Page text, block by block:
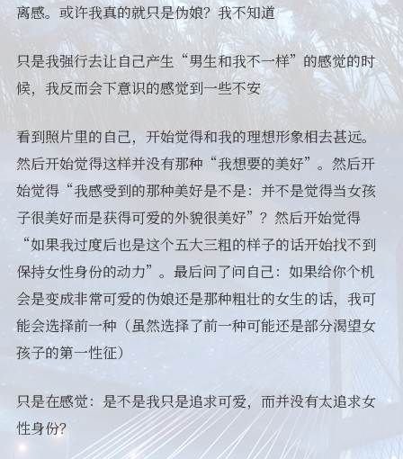
离感。或许我真的就只是伪娘？我不知道
只是我强行去让自己产生“男生和我不一样”的感觉的时
候，我反而会下意识的感觉到一些不安
看到照片里的自己，开始觉得和我的理想形象相去甚远。
然后开始觉得这样并没有那种“我想要的美好”。然后开
始觉得“我感受到的那种美好是不是：并不是觉得当女孩
子很美好而是获得可爱的外貌很美好”？然后开始觉得
“如果我过度后也是这个五大三粗的样子的话开始找不到
保持女性身份的动力”。最后问了问自己：如果给你个机
会是变成非常可爱的伪娘还是那种粗壮的女生的话，我可
能会选择前一种（虽然选择了前一种可能还是部分渴望女
孩子的第一性征）
只是在感觉：是不是我只是追求可爱，而并没有太追求女
性身份？